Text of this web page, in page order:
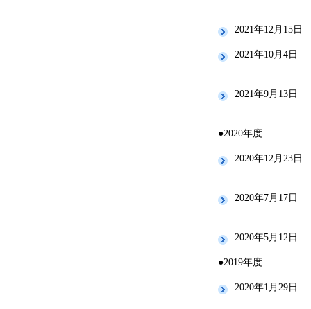
2021年12月15日
2021年10月4日
2021年9月13日
●2020年度
2020年12月23日
2020年7月17日
2020年5月12日
●2019年度
2020年1月29日